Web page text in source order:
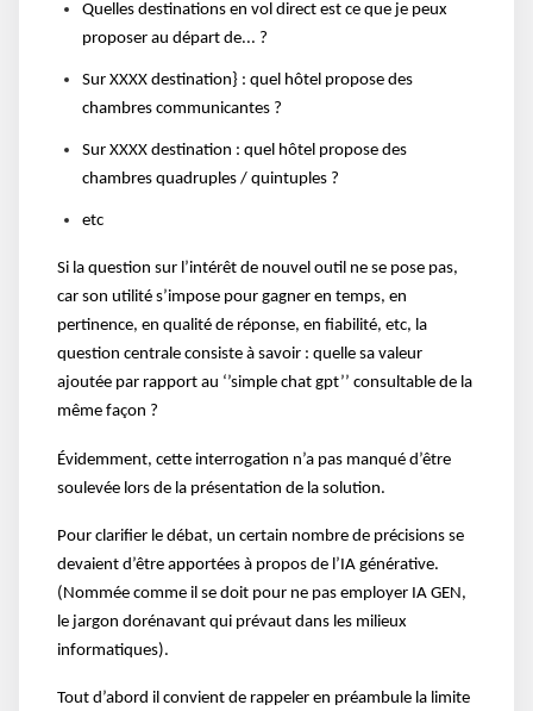
Quelles destinations en vol direct est ce que je peux
proposer au départ de... ?
Sur XXXX destination} : quel hôtel propose des
chambres communicantes ?
Sur XXXX destination : quel hôtel propose des
chambres quadruples / quintuples ?
etc
Si la question sur l’intérêt de nouvel outil ne se pose pas,
car son utilité s’impose pour gagner en temps, en
pertinence, en qualité de réponse, en fiabilité, etc, la
question centrale consiste à savoir : quelle sa valeur
ajoutée par rapport au ‘’simple chat gpt’’ consultable de la
même façon ?
Évidemment, cette interrogation n’a pas manqué d’être
soulevée lors de la présentation de la solution.
Pour clarifier le débat, un certain nombre de précisions se
devaient d’être apportées à propos de l’IA générative.
(Nommée comme il se doit pour ne pas employer IA GEN,
le jargon dorénavant qui prévaut dans les milieux
informatiques).
Tout d’abord il convient de rappeler en préambule la limite